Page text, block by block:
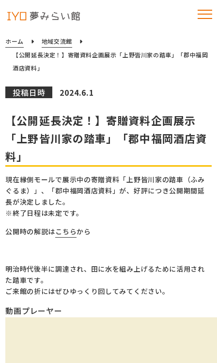
ホーム
地域交流館
【公開延長決定！】寄贈資料企画展示「上野皆川家の踏車」「郡中福岡
酒店資料」
投稿日時 2024.6.1
【公開延長決定！】寄贈資料企画展示
「上野皆川家の踏車」「郡中福岡酒店資
料」
現在縁側モールで展示中の寄贈資料「上野皆川家の踏車（ふみ
ぐるま）」、「郡中福岡酒店資料」が、好評につき公開期間延
長が決定しました。
※終了日程は未定です。
公開時の解説はこちらから
明治時代後半に調達され、田に水を組み上げるために活用され
た踏車です。
ご来館の折にはぜひゆっくり回してみてください。
動画プレーヤー